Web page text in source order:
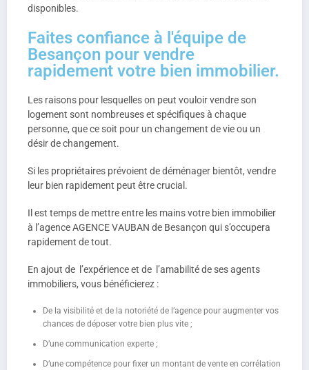
disponibles.
Faites confiance à l'équipe de
Besançon pour vendre
rapidement votre bien immobilier.
Les raisons pour lesquelles on peut vouloir vendre son
logement sont nombreuses et spécifiques à chaque
personne, que ce soit pour un changement de vie ou un
désir de changement.
Si les propriétaires prévoient de déménager bientôt, vendre
leur bien rapidement peut être crucial.
Il est temps de mettre entre les mains votre bien immobilier
à l’agence AGENCE VAUBAN de Besançon qui s’occupera
rapidement de tout.
En ajout de l’expérience et de l’amabilité de ses agents
immobiliers, vous bénéficierez :
De la visibilité et de la notoriété de l’agence pour augmenter vos
chances de déposer votre bien plus vite ;
D’une communication experte ;
D’une compétence pour fixer un montant de vente en corrélation